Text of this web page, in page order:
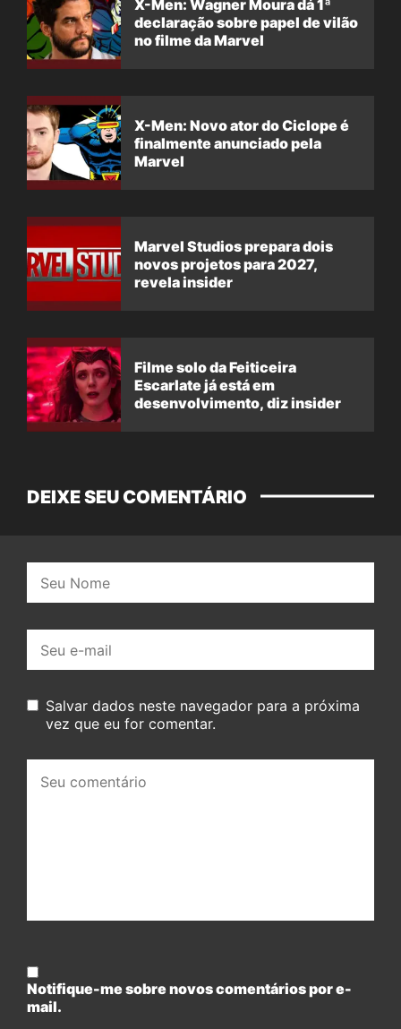
X-Men: Wagner Moura dá 1ª
declaração sobre papel de vilão
no filme da Marvel
X-Men: Novo ator do Ciclope é
finalmente anunciado pela
Marvel
Marvel Studios prepara dois
novos projetos para 2027,
revela insider
Filme solo da Feiticeira
Escarlate já está em
desenvolvimento, diz insider
DEIXE SEU COMENTÁRIO
mail:
Salvar dados neste navegador para a próxima
vez que eu for comentar.
comentário:
Notifique-me sobre novos comentários por e-
mail.